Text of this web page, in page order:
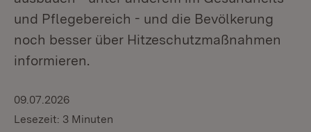
und Pflegebereich - und die Bevölkerung
noch besser über Hitzeschutzmaßnahmen
informieren.
09.07.2026
Lesezeit: 3 Minuten